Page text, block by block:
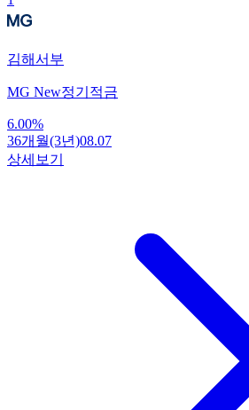
김해서부
MG New정기적금
6.00%
36개월(3년)08.07
상세보기